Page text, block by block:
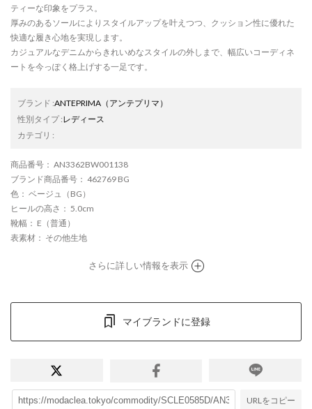
ティーな印象をプラス。
厚みのあるソールによりスタイルアップを叶えつつ、クッション性に優れた
快適な履き心地を実現します。
カジュアルなデニムからきれいめなスタイルの外しまで、幅広いコーディネ
ートを今っぽく格上げする一足です。
ブランド :ANTEPRIMA （アンテプリマ）
性別タイプ:レディース
カテゴリ :
商品番号 ： AN3362BW001138
ブランド商品番号 ： 462769 BG
色 ： ベージュ（BG）
ヒールの高さ ： 5.0cm
靴幅 ： E（普通）
表素材 ： その他生地
さらに詳しい情報を表示
マイブランドに登録
URLをコピー